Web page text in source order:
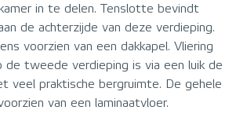
in te delen. Tenslotte bevindt
de achterzijde van deze verdieping.
voorzien van een dakkapel. Vliering
de tweede verdieping is via een luik de
veel praktische bergruimte. De gehele
van een laminaatvloer.